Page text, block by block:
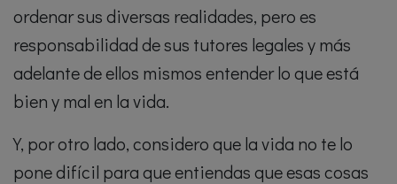
ordenar sus diversas realidades, pero es
responsabilidad de sus tutores legales y más
adelante de ellos mismos entender lo que está
bien y mal en la vida.
Y, por otro lado, considero que la vida no te lo
pone difícil para que entiendas que esas cosas